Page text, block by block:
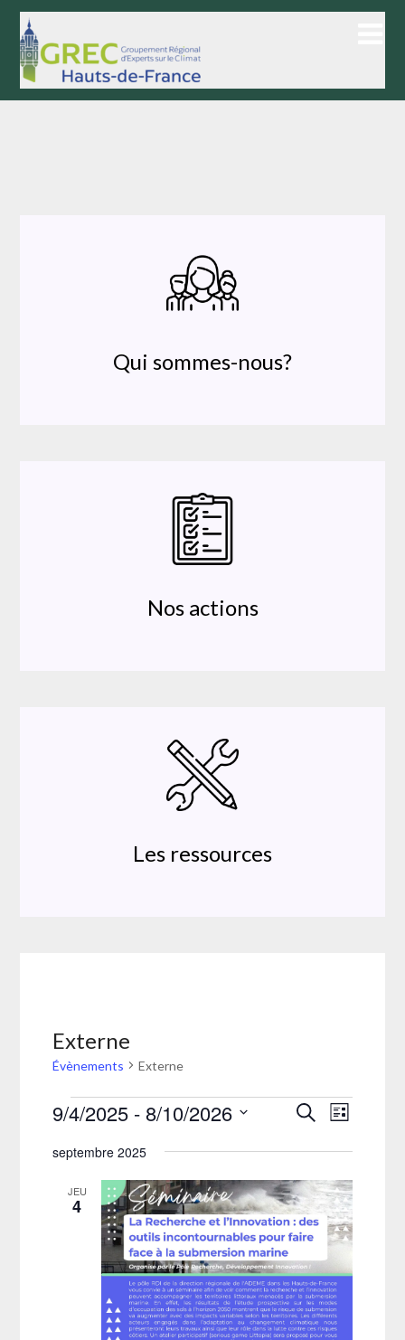
Skip
content
Qui sommes-nous?
Nos actions
Les ressources
Externe
Évènements Externe
Évènements
Recherche
de
vues
Évènements
Recherche
vues
Liste
9/4/2025 - 8/10/2026
une
septembre 2025
JEU
4